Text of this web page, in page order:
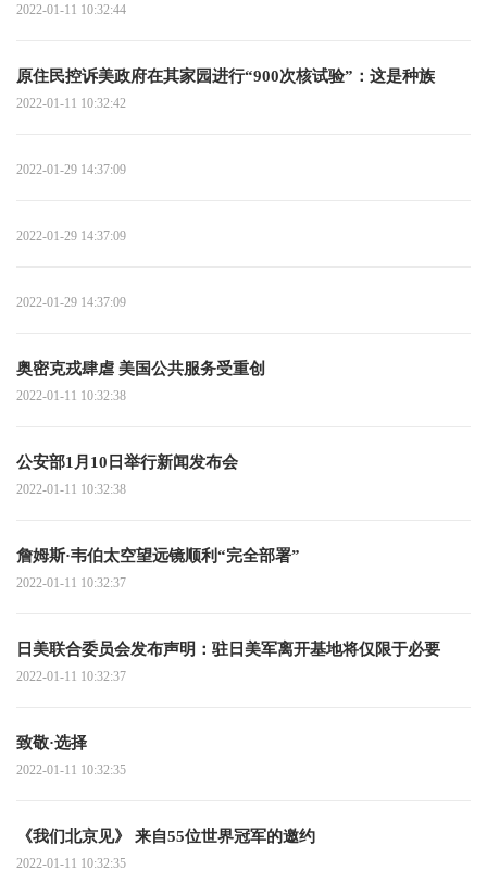
2022-01-11 10:32:44
原住民控诉美政府在其家园进行“900次核试验”：这是种族
2022-01-11 10:32:42
2022-01-29 14:37:09
2022-01-29 14:37:09
2022-01-29 14:37:09
奥密克戎肆虐 美国公共服务受重创
2022-01-11 10:32:38
公安部1月10日举行新闻发布会
2022-01-11 10:32:38
詹姆斯·韦伯太空望远镜顺利“完全部署”
2022-01-11 10:32:37
日美联合委员会发布声明：驻日美军离开基地将仅限于必要
2022-01-11 10:32:37
致敬·选择
2022-01-11 10:32:35
《我们北京见》 来自55位世界冠军的邀约
2022-01-11 10:32:35